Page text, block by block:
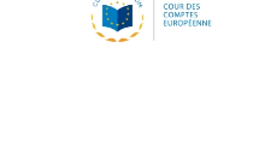
Johnny Åkerholm